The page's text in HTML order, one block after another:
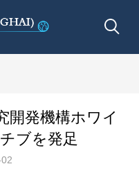
開発機構ホワイ
ブを発足